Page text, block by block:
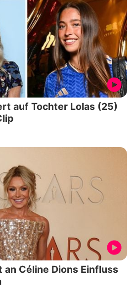
auf Tochter Lolas (25)
an Céline Dions Einfluss